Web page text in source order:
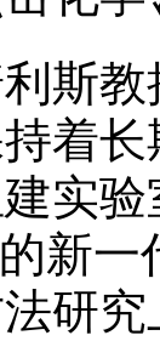
教授
着
实
新
研